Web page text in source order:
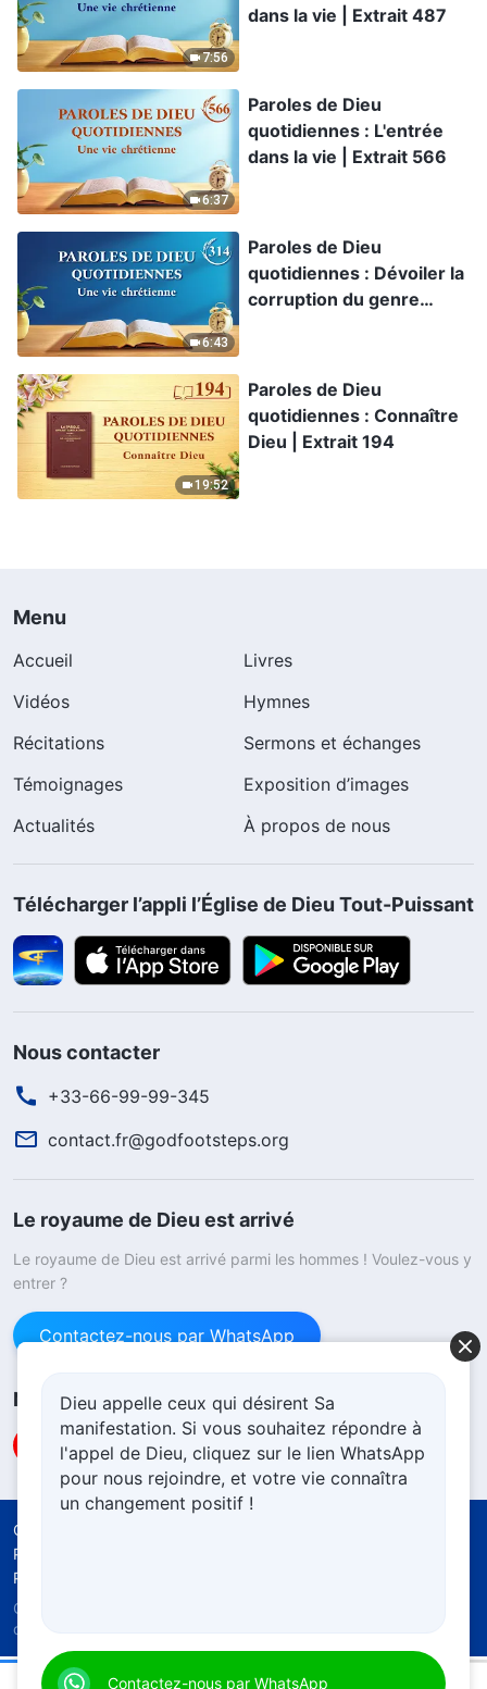
7:56
dans la vie | Extrait 487
6:37
Paroles de Dieu
quotidiennes : L'entrée
dans la vie | Extrait 566
6:43
Paroles de Dieu
quotidiennes : Dévoiler la
corruption du genre
19:52
Paroles de Dieu
quotidiennes : Connaître
Dieu | Extrait 194
Menu
Accueil
Livres
Vidéos
Hymnes
Récitations
Sermons et échanges
Témoignages
Exposition d’images
Actualités
À propos de nous
Télécharger l’appli l’Église de Dieu Tout-Puissant
Nous contacter
+33-66-99-99-345
contact.fr@godfootsteps.org
Le royaume de Dieu est arrivé
Le royaume de Dieu est arrivé parmi les hommes ! Voulez-vous y
entrer ?
Contactez-nous par WhatsApp
Nous suivre
Conditions d’utilisation
Politique de confidentialité
Politique d’utilisation cookies
Copyright © 2026
droits réservés.
Dieu appelle ceux qui désirent Sa
manifestation. Si vous souhaitez répondre à
l'appel de Dieu, cliquez sur le lien WhatsApp
pour nous rejoindre, et votre vie connaîtra
un changement positif !
Contactez-nous par WhatsApp